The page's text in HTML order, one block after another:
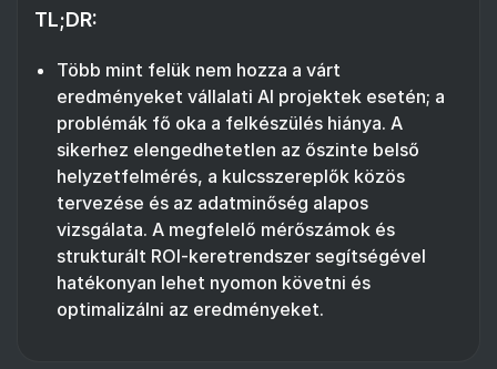
TL;DR:
Több mint felük nem hozza a várt
eredményeket vállalati AI projektek esetén; a
problémák fő oka a felkészülés hiánya. A
sikerhez elengedhetetlen az őszinte belső
helyzetfelmérés, a kulcsszereplők közös
tervezése és az adatminőség alapos
vizsgálata. A megfelelő mérőszámok és
strukturált ROI-keretrendszer segítségével
hatékonyan lehet nyomon követni és
optimalizálni az eredményeket.